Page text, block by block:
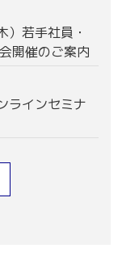
若手社員・
開催のご案内
インセミナ